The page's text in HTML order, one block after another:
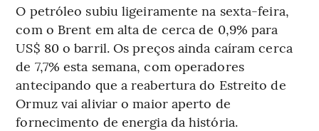
O petróleo subiu ligeiramente na sexta-feira,
com o Brent em alta de cerca de 0,9% para
US$ 80 o barril. Os preços ainda caíram cerca
de 7,7% esta semana, com operadores
antecipando que a reabertura do Estreito de
Ormuz vai aliviar o maior aperto de
fornecimento de energia da história.